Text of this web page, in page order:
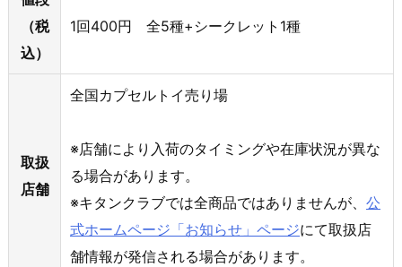
（税
込）
1回400円 全5種+シークレット1種
取扱
店舗
全国カプセルトイ売り場
※店舗により入荷のタイミングや在庫状況が異な
る場合があります。
※キタンクラブでは全商品ではありませんが、 公
式ホームページ「お知らせ」ページにて取扱店
舗情報が発信される場合があります。